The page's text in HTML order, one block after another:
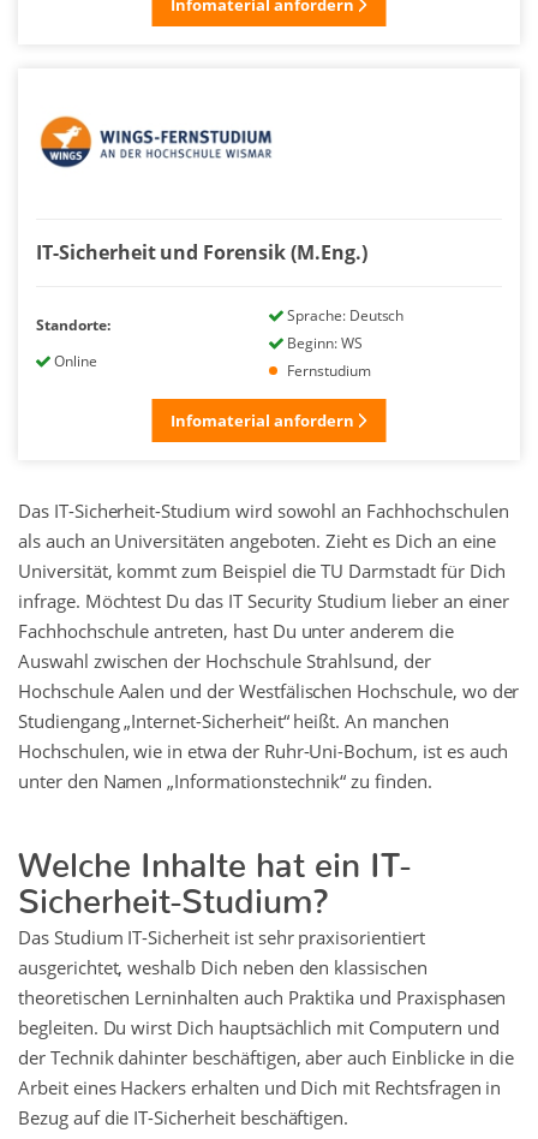
Infomaterial anfordern
IT-Sicherheit und Forensik (M.Eng.)
Standorte:
Online
Sprache: Deutsch
Beginn: WS
Fernstudium
Infomaterial anfordern
Das IT-Sicherheit-Studium wird sowohl an Fachhochschulen
als auch an Universitäten angeboten. Zieht es Dich an eine
Universität, kommt zum Beispiel die TU Darmstadt für Dich
infrage. Möchtest Du das IT Security Studium lieber an einer
Fachhochschule antreten, hast Du unter anderem die
Auswahl zwischen der Hochschule Strahlsund, der
Hochschule Aalen und der Westfälischen Hochschule, wo der
Studiengang „Internet-Sicherheit“ heißt. An manchen
Hochschulen, wie in etwa der Ruhr-Uni-Bochum, ist es auch
unter den Namen „Informationstechnik“ zu finden.
Welche Inhalte hat ein IT-
Sicherheit-Studium?
Das Studium IT-Sicherheit ist sehr praxisorientiert
ausgerichtet, weshalb Dich neben den klassischen
theoretischen Lerninhalten auch Praktika und Praxisphasen
begleiten. Du wirst Dich hauptsächlich mit Computern und
der Technik dahinter beschäftigen, aber auch Einblicke in die
Arbeit eines Hackers erhalten und Dich mit Rechtsfragen in
Bezug auf die IT-Sicherheit beschäftigen.